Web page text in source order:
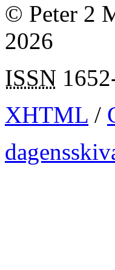
© Peter 2
2026
ISSN
XHTML /